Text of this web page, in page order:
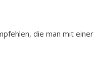
die man mit einer